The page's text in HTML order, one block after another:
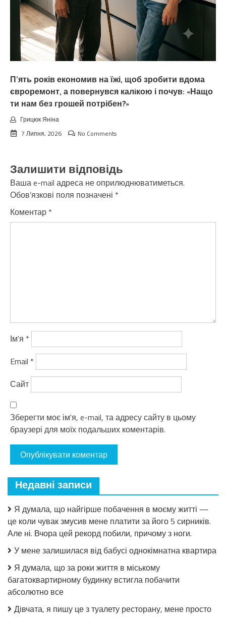
П’ять років економив на їжі, щоб зробити вдома
євроремонт, а повернувся калiкою і почув: «Нащо
ти нам без грошей потрібен?»
Грицюк Яніна
7 Липня, 2026
No Comments
Залишити відповідь
Ваша e-mail адреса не оприлюднюватиметься.
Обов’язкові поля позначені *
Коментар *
Ім'я *
Email *
Сайт
Зберегти моє ім'я, e-mail, та адресу сайту в цьому
браузері для моїх подальших коментарів.
Недавні записи
Я думала, що найгірше побачення в моєму житті —
це коли чувак змусив мене платити за його 5 сирників.
Але ні. Вчора цей рекорд побили, причому з ноги.
У мене залишилася від бабусі однокімнатна квартира
Я думала, що за роки життя в міському
багатоквартирному будинку встигла побачити
абсолютно все
Дівчата, я пишу це з туалету ресторану, мене просто